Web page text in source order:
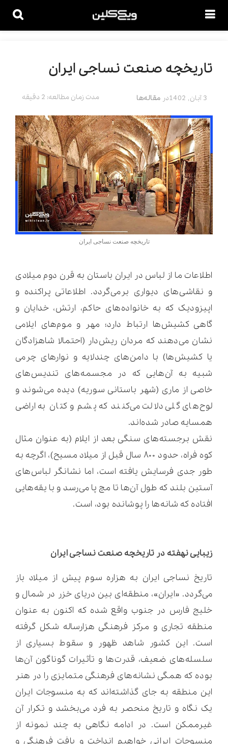
تاریخچه صنعت نساجی ایران
مدت زمان مطالعه: 2 دقیقه 3 آبان, 1402 در مقاله‌ها
تاریخچه صنعت نساجی ایران
اطلاعات ما از لباس در ایران باستان به قرن دوم میلادی
و نقاشی‌های دیواری برمی‌گردد. اطلاعاتی پراکنده و
اپیزودیک که به خانواده‌های حاکم، ارتش، خدایان و
گاهی کشیش‌ها ارتباط دارد؛ مهر و موم‌های ایلامی
نشان می‌دهند که مردان ریش‌دار (احتمالا شاهزادگان
یا کشیش‌ها) با دامن‌های چندلایه و نوارهای چرمی
شبیه به آن‌هایی که در مجسمه‌های تندیس‌های
خاصی از ماری (شهر باستانی سوریه) دیده می‌شوند و
لوح‌های گلی دلالت می‌کنند که پشم و کتان به اراضی
همسایه صادر شده‌اند.
نقش برجسته‌های سنگی بعد از ایلام (به عنوان مثال
کوه فراه، حدود ۸۰۰ سال قبل از میلاد مسیح)، اگرچه به
طور جدی فرسایش یافته است، اما نشانگر لباس‌های
آستین بلند که طول آن‌ها تا مچ پا می‌رسد و با یقه‌هایی
افتاده که شانه‌ها را پوشانده بود، است.
زیبایی نهفته در تاریخچه صنعت نساجی ایران
تاریخ نساجی ایران به هزاره سوم پیش از میلاد باز
می‌گردد. «ایران»، منطقه‌ای بین دریای خزر در شمال و
خلیج فارس در جنوب واقع شده که اکنون به عنوان
منطقه تجاری و مرکز فرهنگی هزارساله شکل گرفته
است. این کشور شاهد ظهور و سقوط بسیاری از
سلسله‌های ضعیف، قدرت‌ها و تأثیرات گوناگون آن‌ها
بوده که همگی نشانه‌های فرهنگی متمایزی را در هنر
این منطقه به جای گذاشته‌اند که به منسوجات ایران
یک نگاه و تاریخ منحصر به فرد می‌بخشد و تکرار آن
غیرممکن است. در ادامه نگاهی به چند نمونه از
منسوجات ایرانی خواهیم انداخت و بافت فرهنگی و